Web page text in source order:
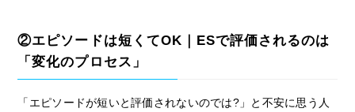
②エピソードは短くてOK｜ESで評価されるのは
「変化のプロセス」
「エピソードが短いと評価されないのでは?」と不安に思う人